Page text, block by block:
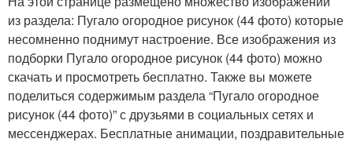
из раздела: Пугало огородное рисунок (44 фото) которые
несомненно поднимут настроение. Все изображения из
подборки Пугало огородное рисунок (44 фото) можно
скачать и просмотреть бесплатно. Также вы можете
поделиться содержимым раздела “Пугало огородное
рисунок (44 фото)” с друзьями в социальных сетях и
мессенджерах. Бесплатные анимации, поздравительные